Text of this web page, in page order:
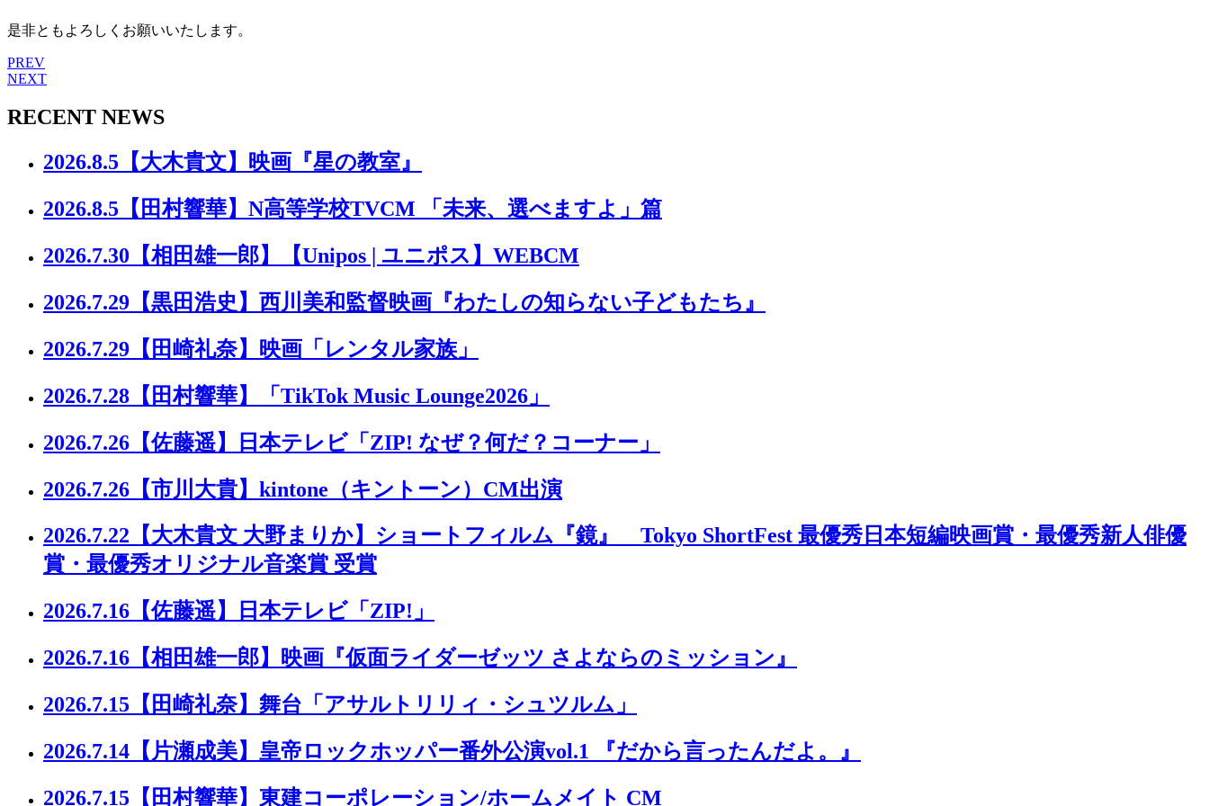
是非ともよろしくお願いいたします。
PREV
NEXT
RECENT NEWS
2026.8.5 【大木貴文】映画『星の教室』
2026.8.5 【田村響華】N高等学校TVCM 「未来、選べますよ」篇
2026.7.30 【相田雄一郎】【Unipos | ユニポス】WEBCM
2026.7.29 【黒田浩史】西川美和監督映画『わたしの知らない子どもたち』
2026.7.29 【田崎礼奈】映画「レンタル家族」
2026.7.28 【田村響華】「TikTok Music Lounge2026」
2026.7.26 【佐藤遥】日本テレビ「ZIP! なぜ？何だ？コーナー」
2026.7.26 【市川大貴】kintone（キントーン）CM出演
2026.7.22 【大木貴文 大野まりか】ショートフィルム『鏡』 Tokyo ShortFest 最優秀日本短編映画賞・最優秀新人俳優
賞・最優秀オリジナル音楽賞 受賞
2026.7.16 【佐藤遥】日本テレビ「ZIP!」
2026.7.16 【相田雄一郎】映画『仮面ライダーゼッツ さよならのミッション』
2026.7.15 【田崎礼奈】舞台「アサルトリリィ・シュツルム」
2026.7.14 【片瀬成美】皇帝ロックホッパー番外公演vol.1 『だから言ったんだよ。』
2026.7.15 【田村響華】東建コーポレーション/ホームメイト CM